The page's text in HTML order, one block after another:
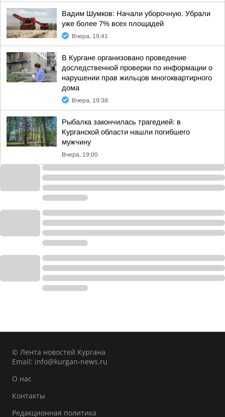
Вадим Шумков: Начали уборочную. Убрали
уже более 7% всех площадей
Вчера, 19:41
В Кургане организовано проведение
доследственной проверки по информации о
нарушении прав жильцов многоквартирного
дома
Вчера, 19:38
Рыбалка закончилась трагедией: в
Курганской области нашли погибшего
мужчину
Вчера, 19:00
© Лента новостей Кургана
Email: info@kurgan-news.ru
О нас
Контакты
Редакционная политика